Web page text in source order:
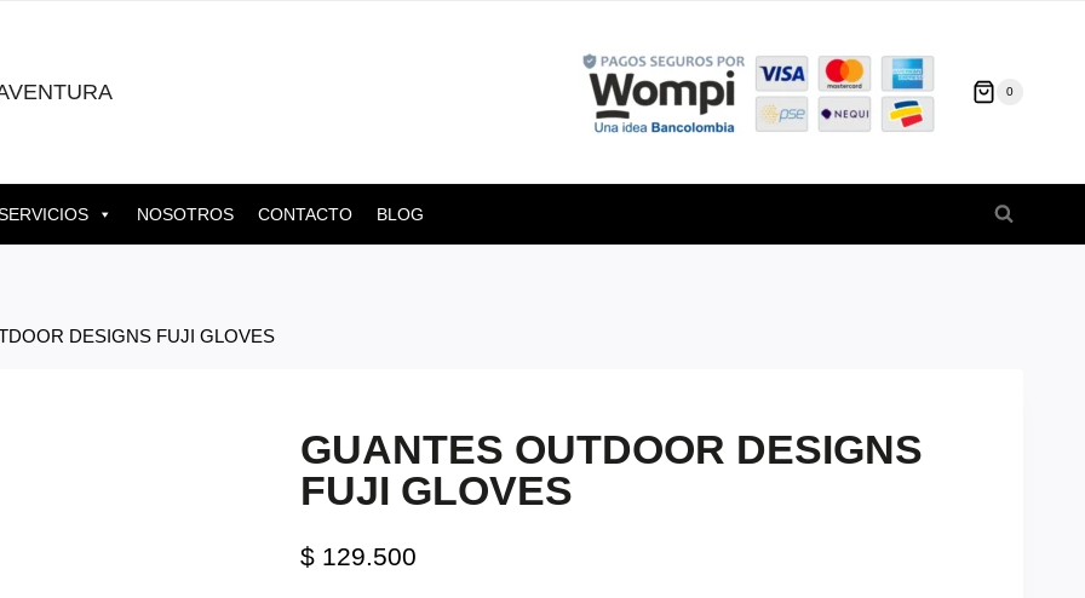
0
NOSOTROS CONTACTO BLOG
DESIGNS FUJI GLOVES
GUANTES OUTDOOR DESIGNS
FUJI GLOVES
$129.500